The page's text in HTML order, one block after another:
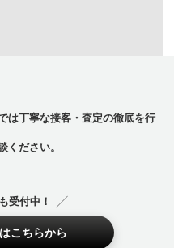
は丁寧な接客・査定の徹底を行
ください。
受付中！
はこちらから